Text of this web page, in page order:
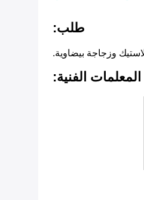
طلب:
المعلمات الفنية: